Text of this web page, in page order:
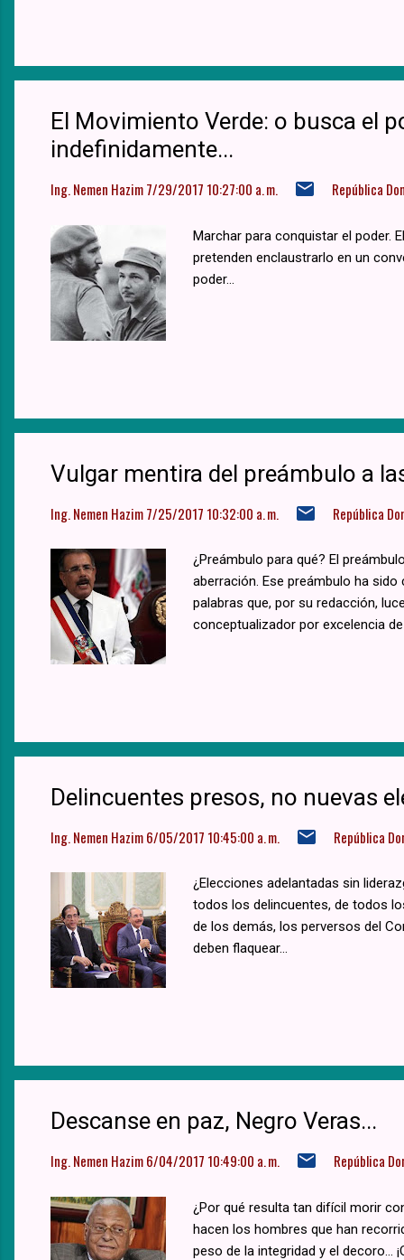
El Movimiento Verde: o busca el
indefinidamente...
Ing. Nemen Hazim7/29/2017 10:27:00 a. m. República
Marchar para conquistar el poder.
pretenden enclaustrarlo en un
poder...
Vulgar mentira del preámbulo a
Ing. Nemen Hazim7/25/2017 10:32:00 a. m. República
¿Preámbulo para qué? El
aberración. Ese preámbulo ha
palabras que, por su redacción,
conceptualizador por excelencia
Delincuentes presos, no nuevas
Ing. Nemen Hazim6/05/2017 10:45:00 a. m. República
¿Elecciones adelantadas sin
todos los delincuentes, de todos
de los demás, los perversos del
deben flaquear...
Descanse en paz, Negro Veras...
Ing. Nemen Hazim6/04/2017 10:49:00 a. m. República
¿Por qué resulta tan difícil morir
hacen los hombres que han
peso de la integridad y el decoro...